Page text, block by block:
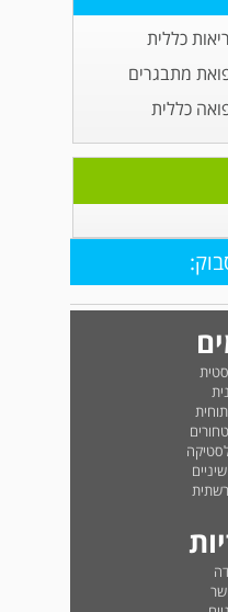
כללית
מתבגרים
כללית
רשתית